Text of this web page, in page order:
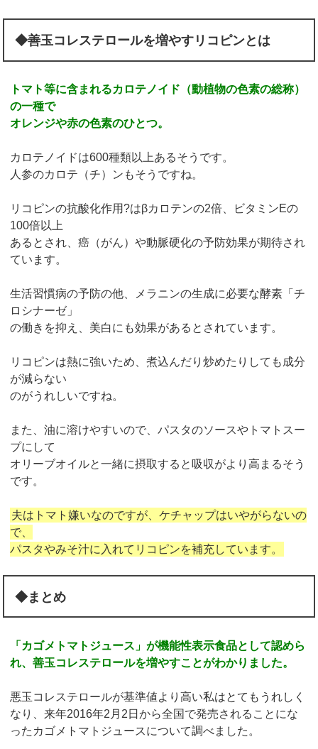
◆善玉コレステロールを増やすリコピンとは
トマト等に含まれるカロテノイド（動植物の色素の総称）
の一種で
オレンジや赤の色素のひとつ。
カロテノイドは600種類以上あるそうです。
人参のカロテ（チ）ンもそうですね。
リコピンの抗酸化作用?はβカロテンの2倍、ビタミンEの
100倍以上
あるとされ、癌（がん）や動脈硬化の予防効果が期待され
ています。
生活習慣病の予防の他、メラニンの生成に必要な酵素「チ
ロシナーゼ」
の働きを抑え、美白にも効果があるとされています。
リコピンは熱に強いため、煮込んだり炒めたりしても成分
が減らない
のがうれしいですね。
また、油に溶けやすいので、パスタのソースやトマトスー
プにして
オリーブオイルと一緒に摂取すると吸収がより高まるそう
です。
夫はトマト嫌いなのですが、ケチャップはいやがらないの
で、
パスタやみそ汁に入れてリコピンを補充しています。
◆まとめ
「カゴメトマトジュース」が機能性表示食品として認めら
れ、善玉コレステロールを増やすことがわかりました。
悪玉コレステロールが基準値より高い私はとてもうれしく
なり、来年2016年2月2日から全国で発売されることにな
ったカゴメトマトジュースについて調べました。